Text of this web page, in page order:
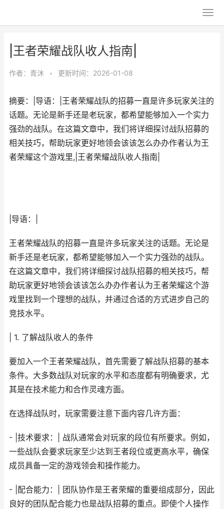
|王者荣耀战队收人指南|
作者： 青沐 • 更新时间：2026-01-08
摘要：|导语：|王者荣耀战队的招募一直是许多玩家关注的
话题。无论是新手还是老玩家，都希望能够加入一个实力
强劲的战队。在这篇文章中，我们将详细探讨战队招募的
相关技巧，帮助玩家更好地领会该该怎么办办作者认为王
者荣耀这个游戏里,|王者荣耀战队收人指南|
|导语：|
王者荣耀战队的招募一直是许多玩家关注的话题。无论是
新手还是老玩家，都希望能够加入一个实力强劲的战队。
在这篇文章中，我们将详细探讨战队招募的相关技巧，帮
助玩家更好地领会该该怎么办办作者认为王者荣耀这个游
戏里找到一个理想的战队，并通过合适的方式进步自己的
竞技水平。
| 1. 了解战队收人的条件
要加入一个王者荣耀战队，首先需要了解战队招募的基本
条件。大多数战队对玩家的水平和态度都有明确要求，尤
其是在技术能力和合作灵魂方面。
在选择战队时，玩家需要注意下面内容几许方面：
- |技术要求：| 战队通常会对玩家的段位有所要求。例如，
一些战队会要求玩家至少达到王者段位或更高水平，确保
成员具备一定的游戏领会和操作能力。
- |配合能力：| 团队协作是王者荣耀的重要组成部分，因此
良好的团队配合能力也是战队招募的重点。即使个人操作